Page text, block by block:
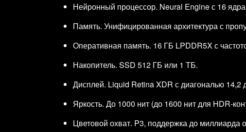
Нейронный процессор. Neural Engine с 16
Память. Унифицированная архитектура с
Оперативная память. 16 ГБ LPDDR5X с
Накопитель. SSD 512 ГБ или 1 ТБ.
Дисплей. Liquid Retina XDR с диагональю
Яркость. До 1000 нит (до 1600 нит для
Цветовой охват. P3, поддержка до миллиарда